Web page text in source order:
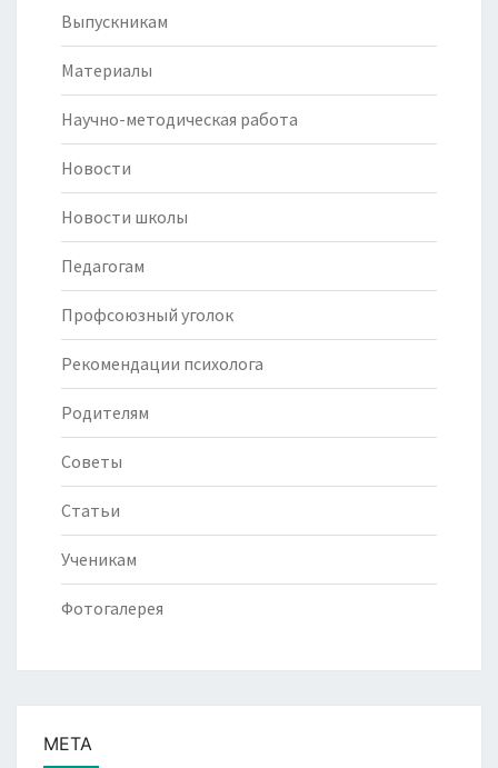
Выпускникам
Материалы
Научно-методическая работа
Новости
Новости школы
Педагогам
Профсоюзный уголок
Рекомендации психолога
Родителям
Советы
Статьи
Ученикам
Фотогалерея
МЕТА